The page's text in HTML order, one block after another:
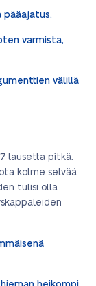
pääajatus.
varmista,
välillä
lausetta pitkä.
kolme selvää
tulisi olla